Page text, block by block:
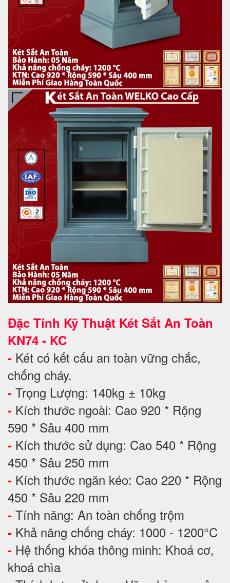
Đặc Tính Kỹ Thuật Két Sắt An Toàn
KN74 - KC
- Két có kết cấu an toàn vững chắc,
chống cháy.
- Trọng Lượng: 140kg ± 10kg
- Kích thước ngoài: Cao 920 * Rộng
590 * Sâu 400 mm
- Kích thước sử dụng: Cao 540 * Rộng
450 * Sâu 250 mm
- Kích thước ngăn kéo: Cao 220 * Rộng
450 * Sâu 220 mm
- Tính năng: An toàn chống trộm
- Khả năng chống cháy: 1000 - 1200°C
- Hệ thống khóa thông minh: Khoá cơ,
khoá chìa